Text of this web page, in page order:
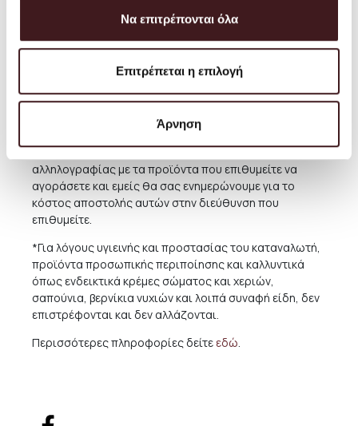
Να επιτρέπονται όλα
Επιτρέπεται η επιλογή
Άρνηση
υπηρεσία και μπορείτε πάντα να κανονίσετε την
παραλαβή από το Κατάστημά μας δωρεάν όποτε
ποικίλει ανάλογα με την χώρα και την συγκεκριμένη
περιοχή. Για την καλύτερη εξυπηρέτηση και ενημέρωσή
σας, συνιστούμε πριν προχωρήσετε σε κάποια αγορά
να μας αποστέλλετε μήνυμα ηλεκτρονικής
αλληλογραφίας με τα προϊόντα που επιθυμείτε να
αγοράσετε και εμείς θα σας ενημερώνουμε για το
κόστος αποστολής αυτών στην διεύθυνση που
επιθυμείτε.
*Για λόγους υγιεινής και προστασίας του καταναλωτή,
προϊόντα προσωπικής περιποίησης και καλλυντικά
όπως ενδεικτικά κρέμες σώματος και χεριών,
σαπούνια, βερνίκια νυχιών και λοιπά συναφή είδη, δεν
επιστρέφονται και δεν αλλάζονται.
Περισσότερες πληροφορίες δείτε εδώ.